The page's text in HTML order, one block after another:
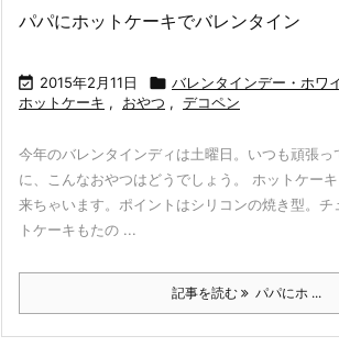
パパにホットケーキでバレンタイン
 2015年2月11日  バレンタインデー・ホワ
ホットケーキ , おやつ , デコペン
今年のバレンタインディは土曜日。いつも頑張っ
に、こんなおやつはどうでしょう。 ホットケー
来ちゃいます。ポイントはシリコンの焼き型。チ
トケーキもたの ...
記事を読む パパにホ ...